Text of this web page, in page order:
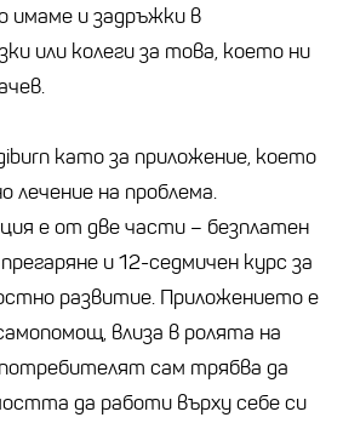
имаме и задръжки в
или колеги за това, което ни
като за приложение, което
лечение на проблема.
е от две части – безплатен
и 12-седмичен курс за
развитие. Приложението е
влиза в ролята на
сам трябва да
да работи върху себе си